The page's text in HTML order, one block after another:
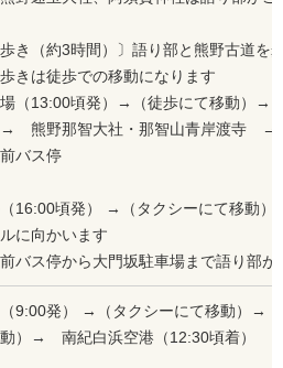
歩き（約3時間）〕語り部と熊野古道を
きは徒歩での移動になります
場（13:00頃発）→（徒歩にて移
熊野那智大社・那智山青岸渡寺 →
ス停
16:00頃発） →（タクシーにて移動
に向かいます
バス停から大門坂駐車場まで語り部が
（9:00発） →（タクシーにて移動）→
）→ 南紀白浜空港（12:30頃着）